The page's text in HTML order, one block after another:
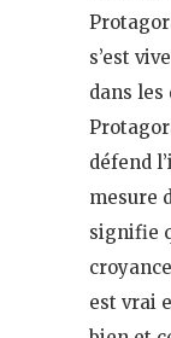
s’est
dans les
défend
mesure
signifie
est vrai